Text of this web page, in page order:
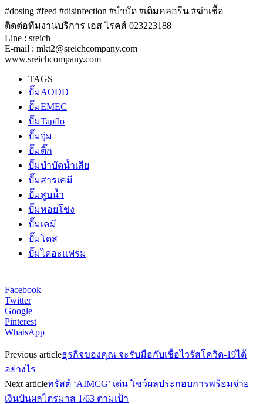
#dosing #feed #disinfection #บำบัด #เติมคลอรีน #ฆ่าเชื้อ
ติดต่อทีมงานบริการ เอส ไรคส์ 023223188
Line : sreich
E-mail : mkt2@sreichcompany.com
www.sreichcompany.com
TAGS
ปั๊มAODD
ปั๊มEMEC
ปั๊มTapflo
ปั๊มจุ่ม
ปั๊มติ๊ก
ปั๊มบำบัดน้ำเสีย
ปั๊มสารเคมี
ปั๊มสูบน้ำ
ปั๊มหอยโข่ง
ปั๊มเคมี
ปั๊มโดส
ปั๊มไดอะแฟรม
Facebook
Twitter
Google+
Pinterest
WhatsApp
Previous articleธุรกิจของคุณ จะรับมือกับเชื้อไวรัสโควิด-19ได้
อย่างไร
Next articleทรัสต์ ‘AIMCG’ เด่น โชว์ผลประกอบการพร้อมจ่าย
เงินปันผลไตรมาส 1/63 ตามเป้า